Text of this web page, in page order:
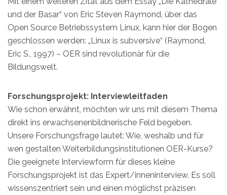
und der Basar“ von Eric Steven Raymond, über das
Open Source Betriebssystem Linux, kann hier der Bogen
geschlossen werden: „Linux is subversive“ (Raymond,
Eric S., 1997) – OER sind revolutionär für die
Bildungswelt.
Forschungsprojekt: Interviewleitfaden
Wie schon erwähnt, möchten wir uns mit diesem Thema
direkt ins erwachsenenbildnerische Feld begeben.
Unsere Forschungsfrage lautet: Wie, weshalb und für
wen gestalten Weiterbildungsinstitutionen OER-Kurse?
Die geeignete Interviewform für dieses kleine
Forschungsprojekt ist das Expert/inneninterview. Es soll
wissenszentriert sein und einen möglichst präzisen